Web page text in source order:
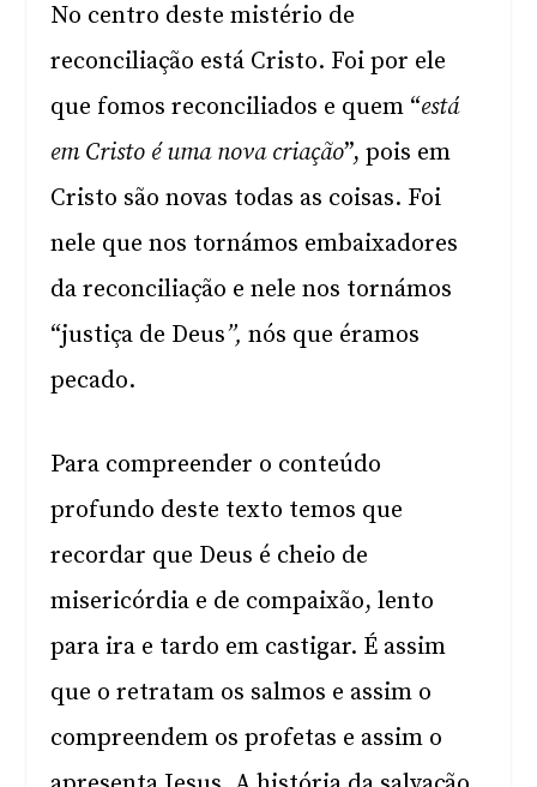
No centro deste mistério de
reconciliação está Cristo. Foi por ele
que fomos reconciliados e quem “está
em Cristo é uma nova criação”, pois em
Cristo são novas todas as coisas. Foi
nele que nos tornámos embaixadores
da reconciliação e nele nos tornámos
“justiça de Deus”,nós que éramos
pecado.
Para compreender o conteúdo
profundo deste texto temos que
recordar que Deus é cheio de
misericórdia e de compaixão, lento
para ira e tardo em castigar. É assim
que o retratam os salmos e assim o
compreendem os profetas e assim o